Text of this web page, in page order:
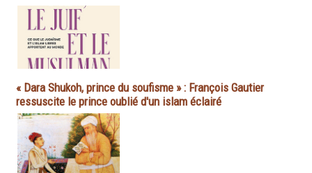
« Dara Shukoh, prince du soufisme » : François Gautier
ressuscite le prince oublié d'un islam éclairé